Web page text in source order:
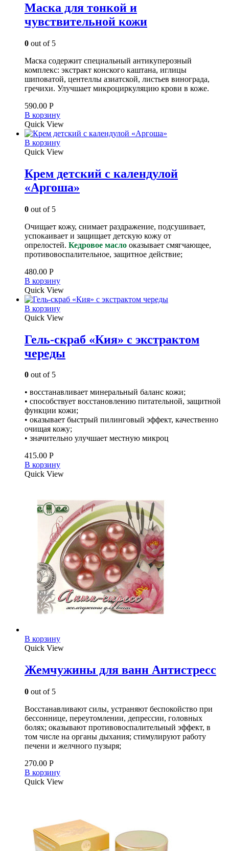
Маска для тонкой и
чувствительной кожи
0 out of 5
Маска содержит специальный антикуперозный
комплекс: экстракт конского каштана, иглицы
шиповатой, центеллы азиатской, листьев винограда,
гречихи. Улучшает микроциркуляцию крови в коже.
590.00 Р
В корзину
Quick View
В корзину
Quick View
Крем детский с календулой
«Аргоша»
0 out of 5
Очищает кожу, снимает раздражение, подсушивает,
успокаивает и защищает детскую кожу от
опрелостей. Кедровое масло оказывает смягчающее,
противовоспалительное, защитное действие;
480.00 Р
В корзину
Quick View
В корзину
Quick View
Гель-скраб «Кия» с экстрактом
череды
0 out of 5
• восстанавливает минеральный баланс кожи;
• способствует восстановлению питательной, защитной
функции кожи;
• оказывает быстрый пилинговый эффект, качественно
очищая кожу;
• значительно улучшает местную микроц
415.00 Р
В корзину
Quick View
В корзину
Quick View
Жемчужины для ванн Антистресс
0 out of 5
Восстанавливают силы, устраняют беспокойство при
бессоннице, переутомлении, депрессии, головных
болях; оказывают противовоспалительный эффект, в
том числе на органы дыхания; стимулируют работу
печени и желчного пузыря;
270.00 Р
В корзину
Quick View